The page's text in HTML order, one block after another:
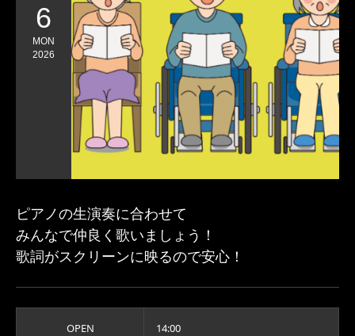
6
MON
2026
ピアノの生演奏に合わせて
みんなで仲良く歌いましょう！
歌詞がスクリーンに映るので安心！
OPEN 14:00